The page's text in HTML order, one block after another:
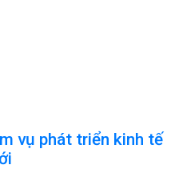
vụ phát triển kinh tế